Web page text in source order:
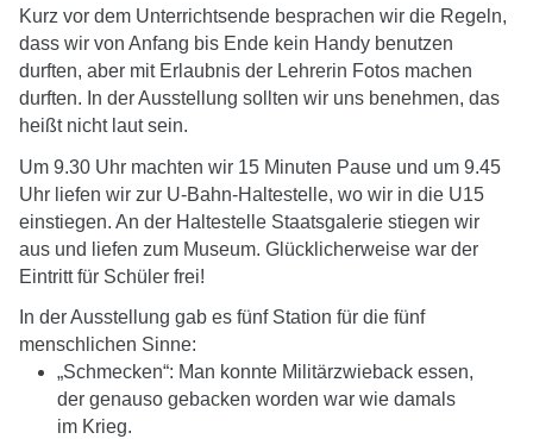
Kurz vor dem Unterrichtsende besprachen wir die Regeln,
dass wir von Anfang bis Ende kein Handy benutzen
durften, aber mit Erlaubnis der Lehrerin Fotos machen
durften. In der Ausstellung sollten wir uns benehmen, das
heißt nicht laut sein.
Um 9.30 Uhr machten wir 15 Minuten Pause und um 9.45
Uhr liefen wir zur U-Bahn-Haltestelle, wo wir in die U15
einstiegen. An der Haltestelle Staatsgalerie stiegen wir
aus und liefen zum Museum. Glücklicherweise war der
Eintritt für Schüler frei!
In der Ausstellung gab es fünf Station für die fünf
menschlichen Sinne:
„Schmecken“: Man konnte Militärzwieback essen,
der genauso gebacken worden war wie damals
im Krieg.